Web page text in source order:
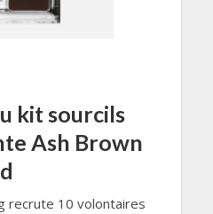
kit sourcils
Ash Brown
recrute 10 volontaires